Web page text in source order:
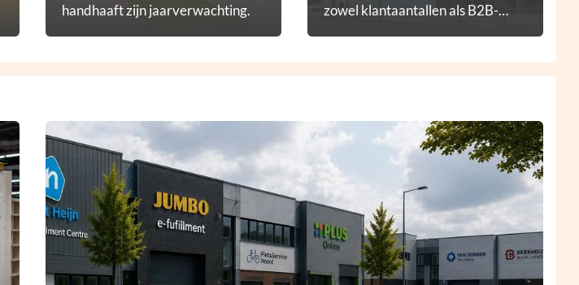
handhaaft zijn jaarverwachting.
zowel klantaantallen als B2B-